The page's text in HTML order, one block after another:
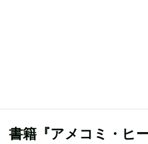
書籍『アメコミ・ヒ